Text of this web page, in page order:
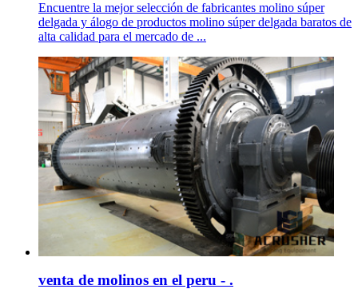
Encuentre la mejor selección de fabricantes molino súper
delgada y álogo de productos molino súper delgada baratos de
alta calidad para el mercado de ...
venta de molinos en el peru - .